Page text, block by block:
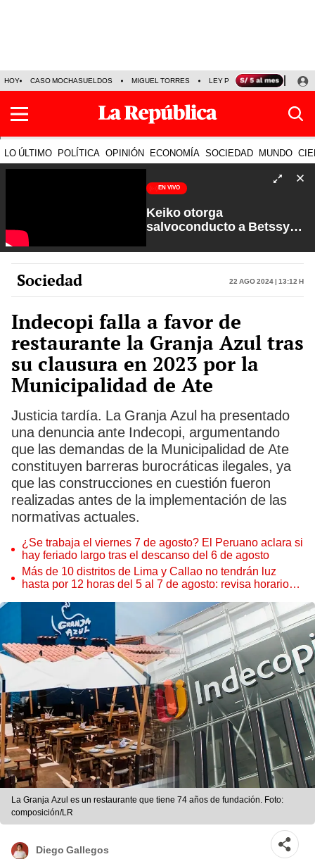
HOY CASO MOCHASUELDOS MIGUEL TORRES LEY PULPÍN PRECIO DEL
LO ÚLTIMO POLÍTICA OPINIÓN ECONOMÍA SOCIEDAD MUNDO
EN VIVO
Keiko otorga
salvoconducto a Betssy
Petroperú | Sin Guion con
Rosa María Palacios
Sociedad 22 Ago 2024 | 13:12 h
Indecopi falla a favor de
restaurante la Granja Azul tras
su clausura en 2023 por la
Municipalidad de Ate
Justicia tardía. La Granja Azul ha presentado
una denuncia ante Indecopi, argumentando
que las demandas de la Municipalidad de Ate
constituyen barreras burocráticas ilegales, ya
que las construcciones en cuestión fueron
realizadas antes de la implementación de las
normativas actuales.
¿Se trabaja el viernes 7 de agosto? El Peruano aclara si
hay feriado largo tras el descanso del 6 de agosto
Más de 10 distritos de Lima y Callao no tendrán luz
hasta por 12 horas del 5 al 7 de agosto: revisa horarios y
La Granja Azul es un restaurante que tiene 74 años de fundación. Foto:
composición/LR
Diego Gallegos